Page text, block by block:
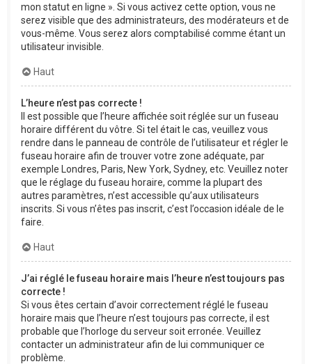
mon statut en ligne ». Si vous activez cette option, vous ne
serez visible que des administrateurs, des modérateurs et de
vous-même. Vous serez alors comptabilisé comme étant un
utilisateur invisible.
Haut
L’heure n’est pas correcte !
Il est possible que l’heure affichée soit réglée sur un fuseau
horaire différent du vôtre. Si tel était le cas, veuillez vous
rendre dans le panneau de contrôle de l’utilisateur et régler le
fuseau horaire afin de trouver votre zone adéquate, par
exemple Londres, Paris, New York, Sydney, etc. Veuillez noter
que le réglage du fuseau horaire, comme la plupart des
autres paramètres, n’est accessible qu’aux utilisateurs
inscrits. Si vous n’êtes pas inscrit, c’est l’occasion idéale de le
faire.
Haut
J’ai réglé le fuseau horaire mais l’heure n’est toujours pas
correcte !
Si vous êtes certain d’avoir correctement réglé le fuseau
horaire mais que l’heure n’est toujours pas correcte, il est
probable que l’horloge du serveur soit erronée. Veuillez
contacter un administrateur afin de lui communiquer ce
problème.